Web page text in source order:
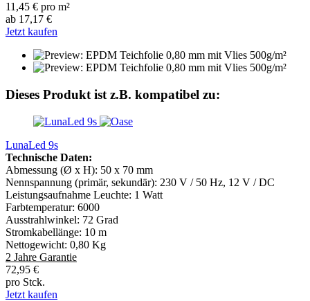
11,45 € pro m²
ab 17,17 €
Jetzt kaufen
Dieses Produkt ist z.B. kompatibel zu:
LunaLed 9s
Technische Daten:
Abmessung (Ø x H): 50 x 70 mm
Nennspannung (primär, sekundär): 230 V / 50 Hz, 12 V / DC
Leistungsaufnahme Leuchte: 1 Watt
Farbtemperatur: 6000
Ausstrahlwinkel: 72 Grad
Stromkabellänge: 10 m
Nettogewicht: 0,80 Kg
2 Jahre Garantie
72,95 €
pro Stck.
Jetzt kaufen